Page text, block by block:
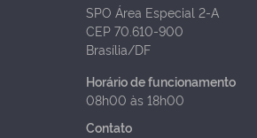
SPO Área Especial 2-A
CEP 70.610-900
Brasília/DF
Horário de funcionamento
08h00 às 18h00
Contato